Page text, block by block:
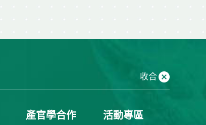
收合
產官學合作 活動專區